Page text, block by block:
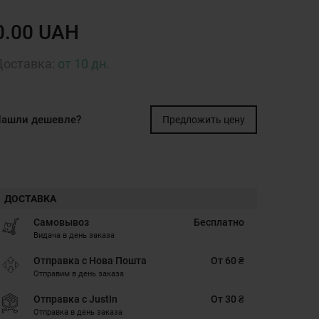
UAH
от 10 дн.
дешевле? Предложить цену
ДОСТАВКА
Самовывоз
Видача в день заказа
Бесплатно
Отправка с Нова Пошта
Отправим в день заказа
От 60 ₴
Отправка с JustIn
Отправка в день заказа
От 30 ₴